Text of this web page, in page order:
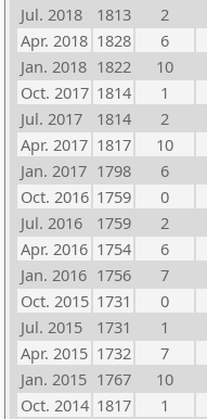
Jul. 2018
1813 2
Apr. 2018 1828 6
Jan. 2018 1822 10
Oct. 2017 1814 1
Jul. 2017
1814 2
Apr. 2017 1817 10
Jan. 2017 1798 6
Oct. 2016 1759 0
Jul. 2016
1759 2
Apr. 2016 1754 6
Jan. 2016 1756 7
Oct. 2015 1731 0
Jul. 2015
1731 1
Apr. 2015 1732 7
Jan. 2015 1767 10
Oct. 2014 1817 1